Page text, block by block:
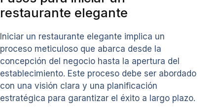
restaurante elegante
Iniciar un restaurante elegante implica un
proceso meticuloso que abarca desde la
concepción del negocio hasta la apertura del
establecimiento. Este proceso debe ser abordado
con una visión clara y una planificación
estratégica para garantizar el éxito a largo plazo.